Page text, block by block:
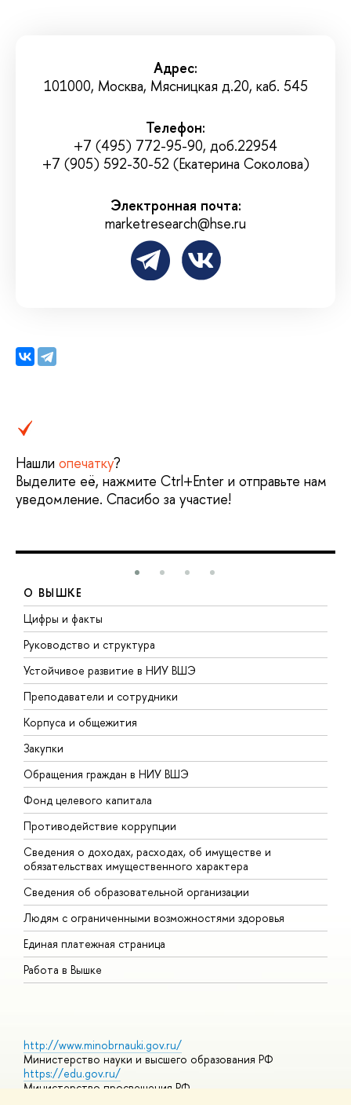
Адрес:
101000, Москва, Мясницкая д.20, каб. 545
Телефон:
+7 (495) 772-95-90, доб.22954
+7 (905) 592-30-52 (Екатерина Соколова)
Электронная почта:
marketresearch@hse.ru
Нашли опечатку?
Выделите её, нажмите Ctrl+Enter и отправьте нам
уведомление. Спасибо за участие!
О ВЫШКЕ
Цифры и факты
Руководство и структура
Устойчивое развитие в НИУ ВШЭ
Преподаватели и сотрудники
Корпуса и общежития
Закупки
Обращения граждан в НИУ ВШЭ
Фонд целевого капитала
Противодействие коррупции
Сведения о доходах, расходах, об имуществе и
обязательствах имущественного характера
Сведения об образовательной организации
Людям с ограниченными возможностями здоровья
Единая платежная страница
Работа в Вышке
http://www.minobrnauki.gov.ru/
Министерство науки и высшего образования РФ
https://edu.gov.ru/
Министерство просвещения РФ